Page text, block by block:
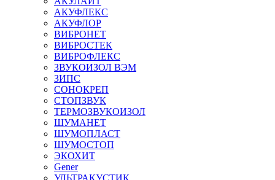
АКУФЛЕКС
АКУФЛОР
ВИБРОНЕТ
ВИБРОСТЕК
ВИБРОФЛЕКС
ЗВУКОИЗОЛ ВЭМ
ЗИПС
СОНОКРЕП
СТОПЗВУК
ТЕРМОЗВУКОИЗОЛ
ШУМАНЕТ
ШУМОПЛАСТ
ШУМОСТОП
ЭКОХИТ
Gener
УЛЬТРАКУСТИК